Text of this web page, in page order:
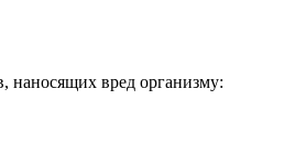
наносящих вред организму: